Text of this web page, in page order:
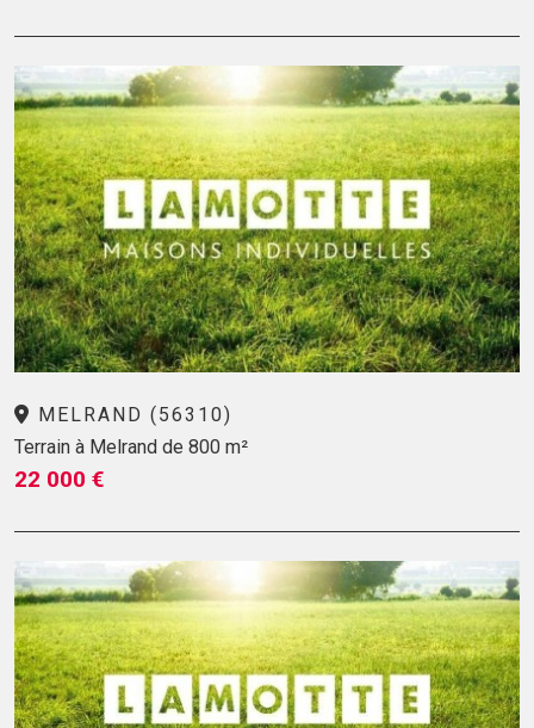
MELRAND (56310)
Terrain à Melrand de 800 m²
22 000 €